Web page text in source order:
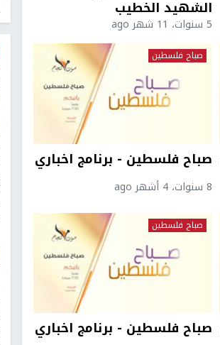
الشهيد الخطيب
5 سنوات، 11 شهر ago
صباح فلسطين
صباح فلسطين - برنامج اخباري
8 سنوات، 4 أشهر ago
صباح فلسطين
صباح فلسطين - برنامج اخباري